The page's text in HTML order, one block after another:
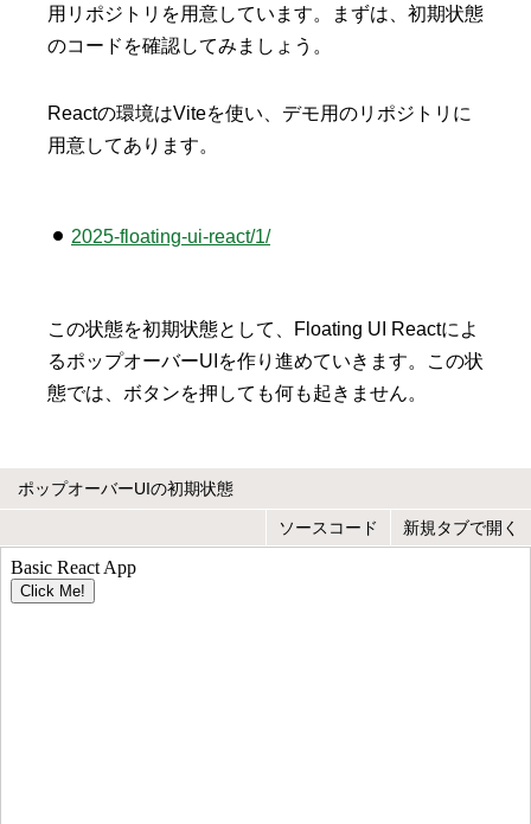
用リポジトリを用意しています。まずは、初期状態
のコードを確認してみましょう。
Reactの環境はViteを使い、デモ用のリポジトリに
用意してあります。
2025-floating-ui-react/1/
この状態を初期状態として、Floating UI Reactによ
るポップオーバーUIを作り進めていきます。この状
態では、ボタンを押しても何も起きません。